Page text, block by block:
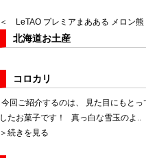
＜ LeTAO プレミアまあある メロン
北海道お土産
コロカリ
今回ご紹介するのは、 見た目にもと
したお菓子です！ 真っ白な雪玉のよ..
＞続きを見る